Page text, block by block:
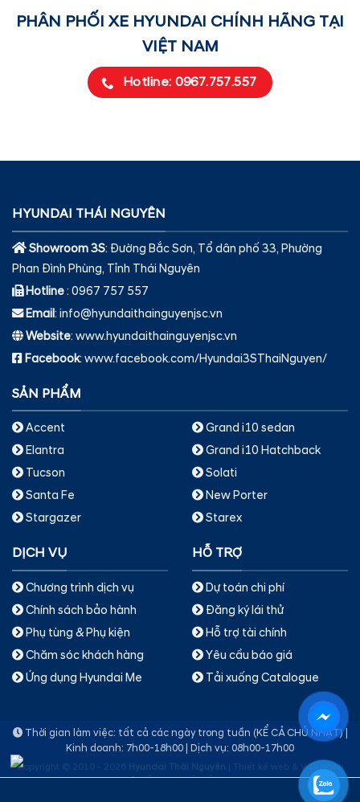
PHÂN PHỐI XE HYUNDAI CHÍNH HÃNG TẠI
VIỆT NAM
Hotline: 0967.757.557
HYUNDAI THÁI NGUYÊN
Showroom 3S: Đường Bắc Sơn, Tổ dân phố 33, Phường
Phan Đình Phùng, Tỉnh Thái Nguyên
Hotline: 0967 757 557
Email: info@hyundaithainguyenjsc.vn
Website: www.hyundaithainguyenjsc.vn
Facebook: www.facebook.com/Hyundai3SThaiNguyen/
SẢN PHẨM
Accent
Elantra
Tucson
Santa Fe
Stargazer
Grand i10 sedan
Grand i10 Hatchback
Solati
New Porter
Starex
DỊCH VỤ
Chương trình dịch vụ
Chính sách bảo hành
Phụ tùng & Phụ kiện
Chăm sóc khách hàng
Ứng dụng Hyundai Me
HỖ TRỢ
Dự toán chi phí
Đăng ký lái thử
Hỗ trợ tài chính
Yêu cầu báo giá
Tải xuống Catalogue
Thời gian làm việc: tất cả các ngày trong tuần (KỂ CẢ CHỦ NHẬT) |
Kinh doanh: 7h00-18h00 | Dịch vụ: 08h00-17h00
Copyright © 2010 - 2026 Hyundai Thái Nguyên
Thiết kế web & Vận hành
bởi CÔNG NGHỆ VIỆT JSC